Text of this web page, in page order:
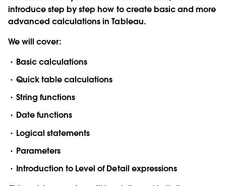
introduce step by step how to create basic and more
advanced calculations in Tableau.
We will cover:
Basic calculations
Quick table calculations
String functions
Date functions
Logical statements
Parameters
Introduction to Level of Detail expressions